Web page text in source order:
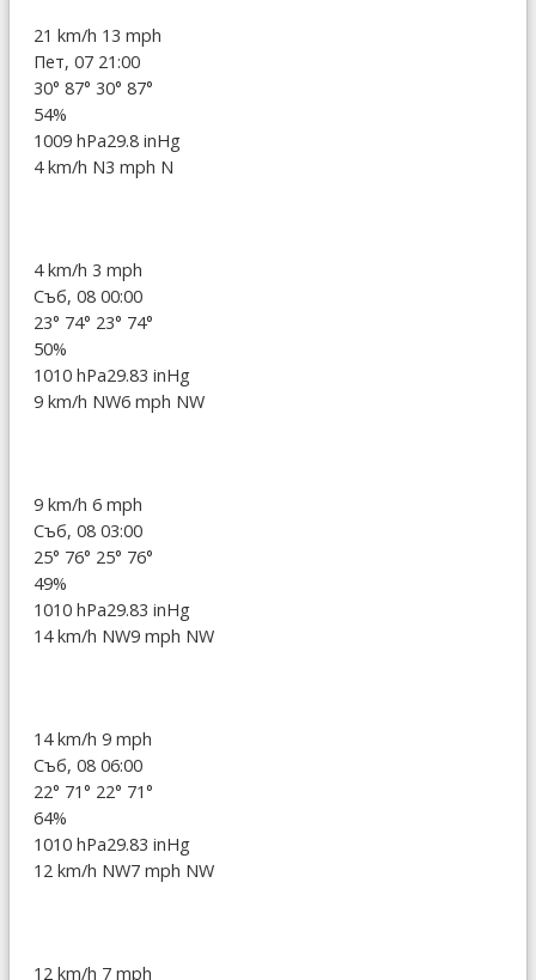
21 km/h 13 mph
Пет, 07 21:00
30° 87° 30° 87°
54%
1009 hPa29.8 inHg
4 km/h N3 mph N
4 km/h 3 mph
Съб, 08 00:00
23° 74° 23° 74°
50%
1010 hPa29.83 inHg
9 km/h NW6 mph NW
9 km/h 6 mph
Съб, 08 03:00
25° 76° 25° 76°
49%
1010 hPa29.83 inHg
14 km/h NW9 mph NW
14 km/h 9 mph
Съб, 08 06:00
22° 71° 22° 71°
64%
1010 hPa29.83 inHg
12 km/h NW7 mph NW
12 km/h 7 mph